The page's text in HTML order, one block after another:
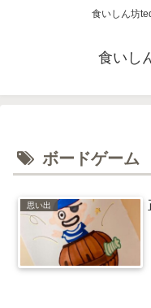
食いしん坊
食いし
ボードゲーム
思い出